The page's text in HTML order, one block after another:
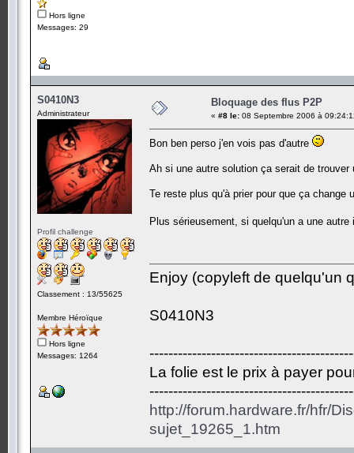
Hors ligne
Messages: 29
S0410N3
Administrateur
Profil challenge
Classement : 13/55625
Membre Héroïque
Hors ligne
Messages: 1264
Bloquage des flus P2P
« #8 le: 08 Septembre 2006 à
Bon ben perso j'en vois pas d'autre
Ah si une autre solution ça serait de
Te reste plus qu'à prier pour que ça change
Plus sérieusement, si quelqu'un a une
Enjoy (copyleft de quelqu'un
S0410N3
La folie est le prix à payer
http://forum.hardware.fr/hfr/
sujet_19265_1.htm